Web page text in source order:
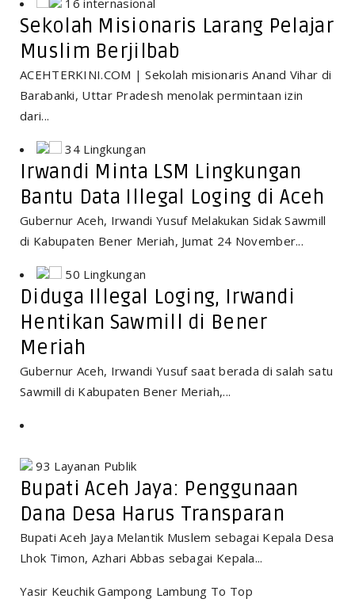
16 internasional
Sekolah Misionaris Larang Pelajar
Muslim Berjilbab
ACEHTERKINI.COM | Sekolah misionaris Anand Vihar di
Barabanki, Uttar Pradesh menolak permintaan izin
dari...
34 Lingkungan
Irwandi Minta LSM Lingkungan
Bantu Data Illegal Loging di Aceh
Gubernur Aceh, Irwandi Yusuf Melakukan Sidak Sawmill
di Kabupaten Bener Meriah, Jumat 24 November...
50 Lingkungan
Diduga Illegal Loging, Irwandi
Hentikan Sawmill di Bener
Meriah
Gubernur Aceh, Irwandi Yusuf saat berada di salah satu
Sawmill di Kabupaten Bener Meriah,...
93 Layanan Publik
Bupati Aceh Jaya: Penggunaan
Dana Desa Harus Transparan
Bupati Aceh Jaya Melantik Muslem sebagai Kepala Desa
Lhok Timon, Azhari Abbas sebagai Kepala...
Yasir Keuchik Gampong Lambung To Top